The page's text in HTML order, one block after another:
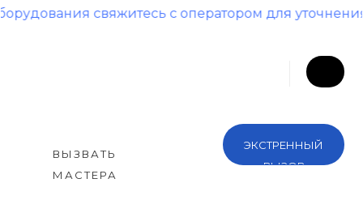
свяжитесь с оператором для уточнения
ВЫЗВАТЬ
МАСТЕРА
ЭКСТРЕННЫЙ
ВЫЗОВ